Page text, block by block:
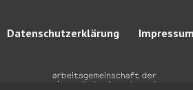
Datenschutzerklärung Impressum